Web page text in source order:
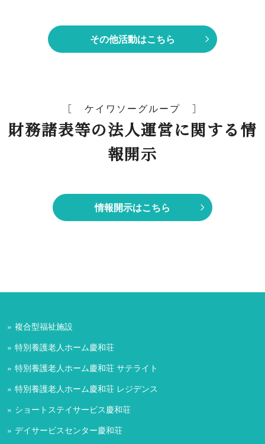
その他活動はこちら
ケイワソーグループ
財務諸表等の法人運営に関する情
報開示
情報開示はこちら
複合型福祉施設
特別養護老人ホーム慶和荘
特別養護老人ホーム慶和荘 サテライト
特別養護老人ホーム慶和荘 レジデンス
ショートステイサービス慶和荘
デイサービスセンター慶和荘